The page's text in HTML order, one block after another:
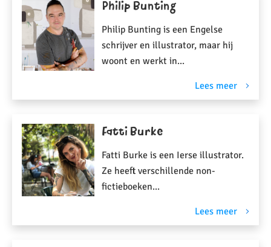
Philip Bunting
Philip Bunting is een Engelse
schrijver en illustrator, maar hij
woont en werkt in...
Lees meer
Fatti Burke
Fatti Burke is een Ierse illustrator.
Ze heeft verschillende non-
fictieboeken...
Lees meer